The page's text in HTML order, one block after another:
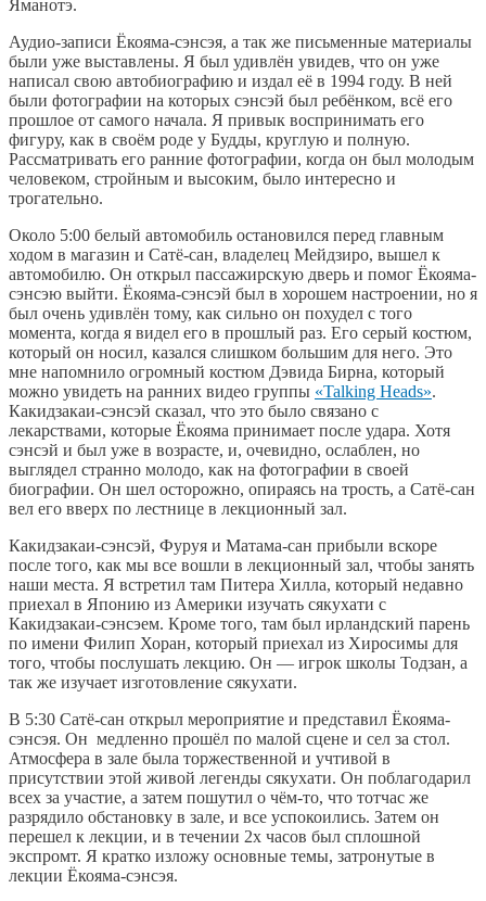
Яманотэ.
Аудио-записи Ёкояма-сэнсэя, а так же письменные материалы
были уже выставлены. Я был удивлён увидев, что он уже
написал свою автобиографию и издал её в 1994 году. В ней
были фотографии на которых сэнсэй был ребёнком, всё его
прошлое от самого начала. Я привык воспринимать его
фигуру, как в своём роде у Будды, круглую и полную.
Рассматривать его ранние фотографии, когда он был молодым
человеком, стройным и высоким, было интересно и
трогательно.
Около 5:00 белый автомобиль остановился перед главным
ходом в магазин и Сатё-сан, владелец Мейдзиро, вышел к
автомобилю. Он открыл пассажирскую дверь и помог Ёкояма-
сэнсэю выйти. Ёкояма-сэнсэй был в хорошем настроении, но я
был очень удивлён тому, как сильно он похудел с того
момента, когда я видел его в прошлый раз. Его серый костюм,
который он носил, казался слишком большим для него. Это
мне напомнило огромный костюм Дэвида Бирна, который
можно увидеть на ранних видео группы «Talking Heads».
Какидзакаи-сэнсэй сказал, что это было связано с
лекарствами, которые Ёкояма принимает после удара. Хотя
сэнсэй и был уже в возрасте, и, очевидно, ослаблен, но
выглядел странно молодо, как на фотографии в своей
биографии. Он шел осторожно, опираясь на трость, а Сатё-сан
вел его вверх по лестнице в лекционный зал.
Какидзакаи-сэнсэй, Фуруя и Матама-сан прибыли вскоре
после того, как мы все вошли в лекционный зал, чтобы занять
наши места. Я встретил там Питера Хилла, который недавно
приехал в Японию из Америки изучать сякухати с
Какидзакаи-сэнсэем. Кроме того, там был ирландский парень
по имени Филип Хоран, который приехал из Хиросимы для
того, чтобы послушать лекцию. Он — игрок школы Тодзан, а
так же изучает изготовление сякухати.
В 5:30 Сатё-сан открыл мероприятие и представил Ёкояма-
сэнсэя. Он медленно прошёл по малой сцене и сел за стол.
Атмосфера в зале была торжественной и учтивой в
присутствии этой живой легенды сякухати. Он поблагодарил
всех за участие, а затем пошутил о чём-то, что тотчас же
разрядило обстановку в зале, и все успокоились. Затем он
перешел к лекции, и в течении 2х часов был сплошной
экспромт. Я кратко изложу основные темы, затронутые в
лекции Ёкояма-сэнсэя.